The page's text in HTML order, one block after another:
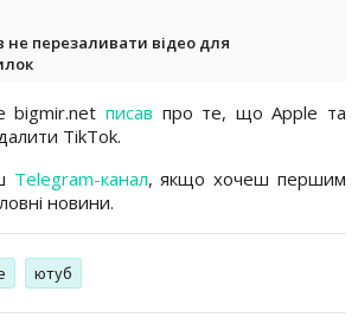
не перезаливати відео для
bigmir.net писав про те, що Apple та
TikTok.
Telegram-канал, якщо хочеш першим
новини.
ютуб